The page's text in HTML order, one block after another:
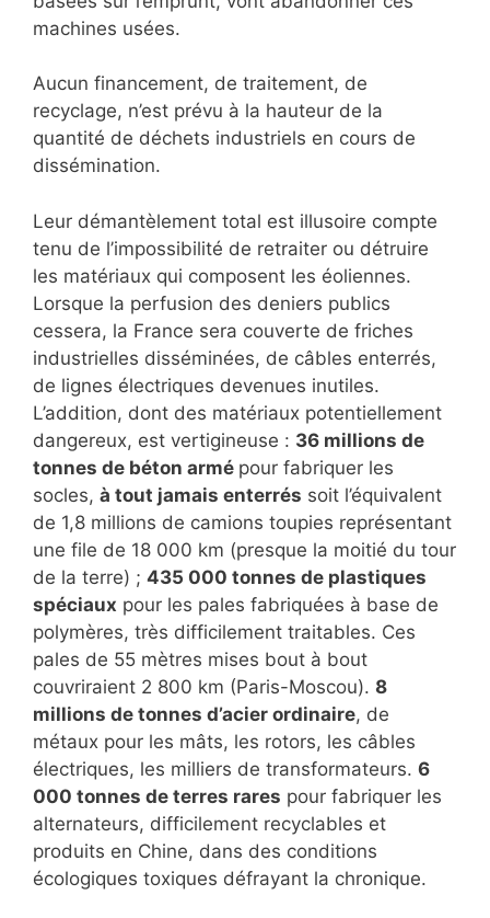
machines usées.
Aucun financement, de traitement, de
recyclage, n’est prévu à la hauteur de la
quantité de déchets industriels en cours de
dissémination.
Leur démantèlement total est illusoire compte
tenu de l’impossibilité de retraiter ou détruire
les matériaux qui composent les éoliennes.
Lorsque la perfusion des deniers publics
cessera, la France sera couverte de friches
industrielles disséminées, de câbles enterrés,
de lignes électriques devenues inutiles.
L’addition, dont des matériaux potentiellement
dangereux, est vertigineuse : 36 millions de
tonnes de béton armé pour fabriquer les
socles, à tout jamais enterrés soit l’équivalent
de 1,8 millions de camions toupies représentant
une file de 18 000 km (presque la moitié du tour
de la terre) ; 435 000 tonnes de plastiques
spéciaux pour les pales fabriquées à base de
polymères, très difficilement traitables. Ces
pales de 55 mètres mises bout à bout
couvriraient 2 800 km (Paris-Moscou). 8
millions de tonnes d’acier ordinaire, de
métaux pour les mâts, les rotors, les câbles
électriques, les milliers de transformateurs. 6
000 tonnes de terres rares pour fabriquer les
alternateurs, difficilement recyclables et
produits en Chine, dans des conditions
écologiques toxiques défrayant la chronique.